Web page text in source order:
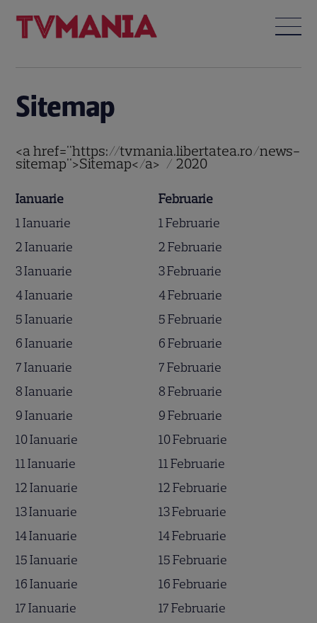
Sitemap
<a href="https://tvmania.libertatea.ro/news-
sitemap">Sitemap</a> / 2020
Ianuarie
1 Ianuarie
2 Ianuarie
3 Ianuarie
4 Ianuarie
5 Ianuarie
6 Ianuarie
7 Ianuarie
8 Ianuarie
9 Ianuarie
10 Ianuarie
11 Ianuarie
12 Ianuarie
13 Ianuarie
14 Ianuarie
15 Ianuarie
16 Ianuarie
17 Ianuarie
Februarie
1 Februarie
2 Februarie
3 Februarie
4 Februarie
5 Februarie
6 Februarie
7 Februarie
8 Februarie
9 Februarie
10 Februarie
11 Februarie
12 Februarie
13 Februarie
14 Februarie
15 Februarie
16 Februarie
17 Februarie